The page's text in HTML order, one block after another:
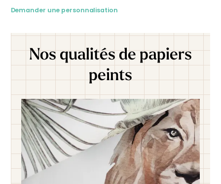
Demander une personnalisation
Nos qualités de papiers
peints